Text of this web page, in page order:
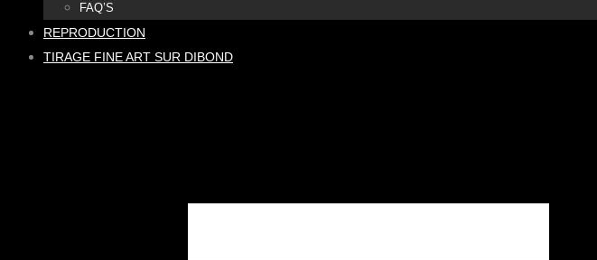
FAQ’S
REPRODUCTION
TIRAGE FINE ART SUR DIBOND